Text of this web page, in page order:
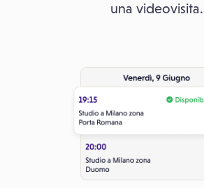
una videovisita.